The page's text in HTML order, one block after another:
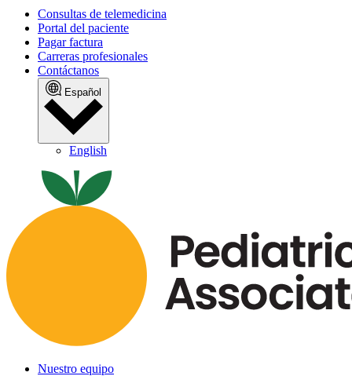
Consultas de telemedicina
Portal del paciente
Pagar factura
Carreras profesionales
Contáctanos
Español
English
Nuestro equipo